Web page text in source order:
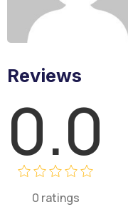
Reviews
0.0
0 ratings